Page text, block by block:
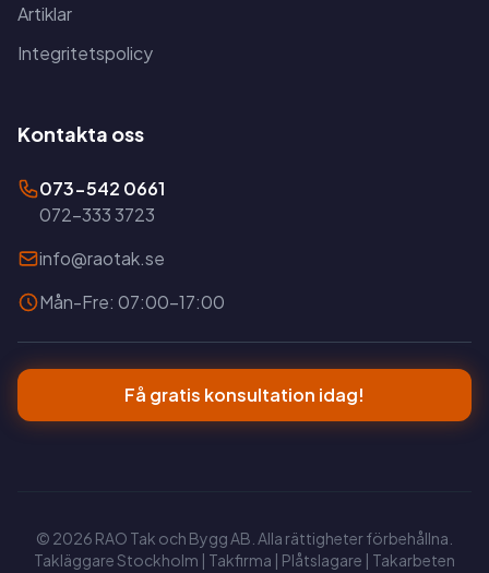
Artiklar
Integritetspolicy
Kontakta oss
073-542 0661
072-333 3723
info@raotak.se
Mån-Fre: 07:00-17:00
Få gratis konsultation idag!
© 2026 RAO Tak och Bygg AB. Alla rättigheter förbehållna.
Takläggare Stockholm | Takfirma | Plåtslagare | Takarbeten